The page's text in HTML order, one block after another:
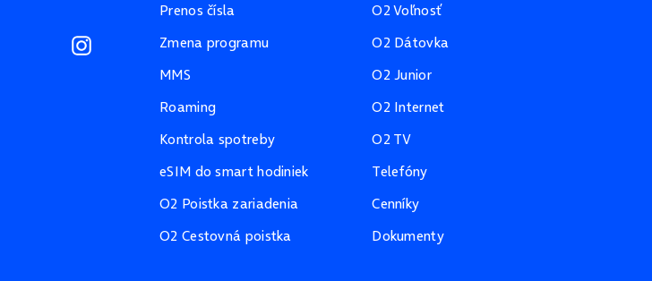
Prenos čísla
Zmena programu
MMS
Roaming
Kontrola spotreby
eSIM do smart hodiniek
O2 Poistka zariadenia
O2 Cestovná poistka
O2 Voľnosť
O2 Dátovka
O2 Junior
O2 Internet
O2 TV
Telefóny
Cenníky
Dokumenty